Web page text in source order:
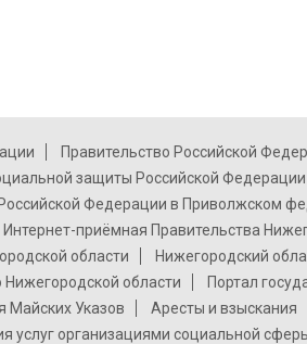
Правительство Российской
защиты Российской Федерации
Федерации в Приволжском
Интернет-приёмная Правительства
области
Нижегородский
области
Портал
Майских Указов
Аресты и взыскания
услуг организациями социальной